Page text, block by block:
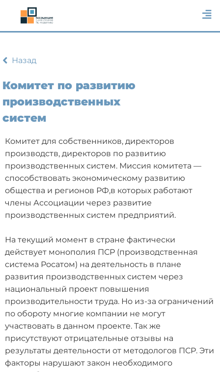
Назад
Комитет по развитию
производственных
систем
Комитет для собственников, директоров
производств, директоров по развитию
производственных систем. Миссия комитета —
способствовать экономическому развитию
общества и регионов РФ,в которых работают
члены Ассоциации через развитие
производственных систем предприятий.
На текущий момент в стране фактически
действует монополия ПСР (производственная
система Росатом) на деятельность в плане
развития производственных систем через
национальный проект повышения
производительности труда. Но из-за ограничений
по обороту многие компании не могут
участвовать в данном проекте. Так же
присутствуют отрицательные отзывы на
результаты деятельности от методологов ПСР. Эти
факторы нарушают закон необходимого